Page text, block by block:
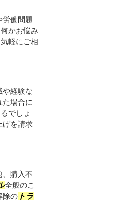
労働問題
かお悩み
軽にご相
や経験な
た場合に
でしょ
げを請求
、購入不
全般のこ
除のトラ